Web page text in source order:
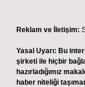
Reklam ve İletişim:
Yasal Uyarı: Bu
şirketi ile hiçbir
hazırladığımız
haber niteliği